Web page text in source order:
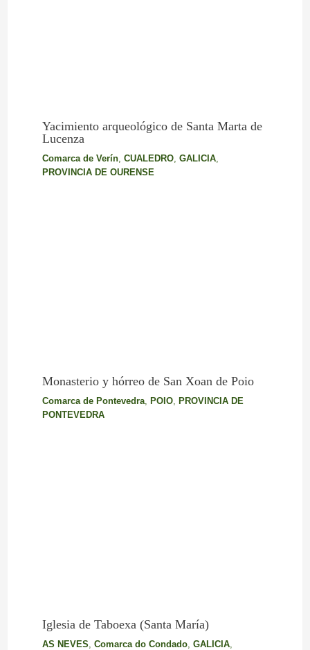
Yacimiento arqueológico de Santa Marta de
Lucenza
Comarca de Verín, CUALEDRO, GALICIA,
PROVINCIA DE OURENSE
Monasterio y hórreo de San Xoan de Poio
Comarca de Pontevedra, POIO, PROVINCIA DE
PONTEVEDRA
Iglesia de Taboexa (Santa María)
AS NEVES Comarca do Condado, GALICIA,